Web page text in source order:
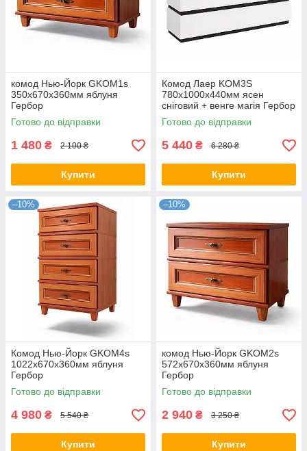
комод Нью-Йорк GKOM1s
350х670х360мм яблуня
Гербор
Готово до відправки
1 480 ₴ 2 100 ₴
Купити
Комод Лаер KOM3S
780х1000х440мм ясен
сніговий + венге магія Гербор
Готово до відправки
5 440 ₴ 6 280 ₴
Купити
–10%
Комод Нью-Йорк GKOM4s
1022х670х360мм яблуня
Гербор
Готово до відправки
4 980 ₴ 5 540 ₴
Купити
–10%
комод Нью-Йорк GKOM2s
572х670х360мм яблуня
Гербор
Готово до відправки
2 940 ₴ 3 250 ₴
Купити